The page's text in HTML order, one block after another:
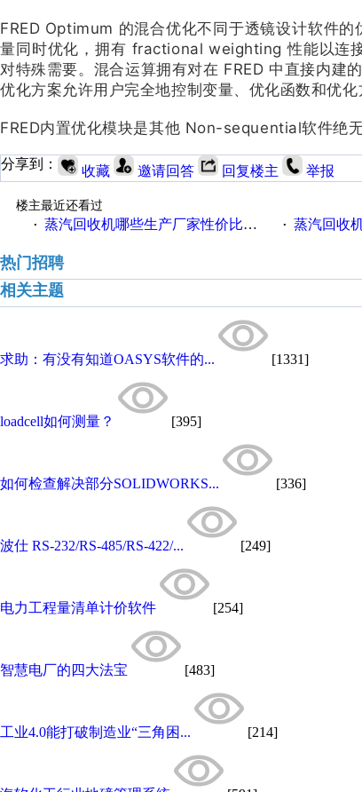
FRED Optimum 的混合优化不同于透镜设计软件
量同时优化，拥有 fractional weighting 性能以连
对特殊需要。混合运算拥有对在 FRED 中直接内建
优化方案允许用户完全地控制变量、优化函数和优
FRED内置优化模块是其他 Non-sequential软件绝
分享到： 收藏 邀请回答 回复楼主 举报
楼主最近还看过
· 蒸汽回收机哪些生产厂家性价比高一些 · 蒸汽回收
热门招聘
相关主题
求助：有没有知道OASYS软件的... [1331]
loadcell如何测量？ [395]
如何检查解决部分SOLIDWORKS... [336]
波仕 RS-232/RS-485/RS-422/... [249]
电力工程量清单计价软件 [254]
智慧电厂的四大法宝 [483]
工业4.0能打破制造业“三角困... [214]